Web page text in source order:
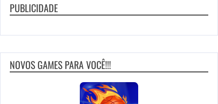
PUBLICIDADE
NOVOS GAMES PARA VOCÊ!!!